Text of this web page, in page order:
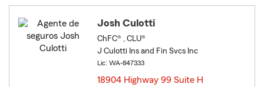
Josh Culotti
ChFC® , CLU®
J Culotti Ins and Fin Svcs Inc
Lic: WA-847333
18904 Highway 99 Suite H